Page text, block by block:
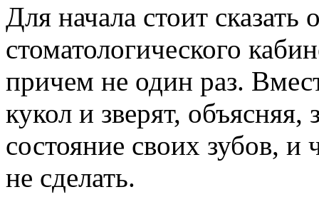
Для начала стоит
стоматологического
причем не один раз.
кукол и зверят,
состояние своих зубов, и
не сделать.